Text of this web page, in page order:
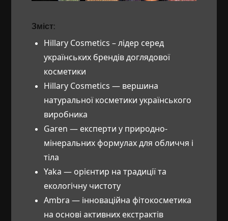
Зміст:
Hillary Cosmetics – лідер серед
українських брендів доглядової
косметики
Hillary Cosmetics — вершина
натуральної косметики українського
виробника
Garen — експерти у природно-
мінеральних формулах для обличчя і
тіла
Yaka — орієнтир на традиції та
екологічну чистоту
Ambra — інноваційна фітокосметика
на основі активних екстрактів